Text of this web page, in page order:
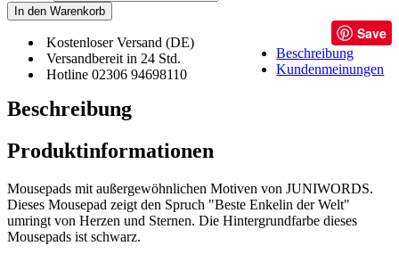
In den Warenkorb
Kostenloser Versand (DE)
Versandbereit in 24 Std.
Hotline 02306 94698110
Save
Beschreibung
Kundenmeinungen
Beschreibung
Produktinformationen
Mousepads mit außergewöhnlichen Motiven von JUNIWORDS.
Dieses Mousepad zeigt den Spruch "Beste Enkelin der Welt"
umringt von Herzen und Sternen. Die Hintergrundfarbe dieses
Mousepads ist schwarz.